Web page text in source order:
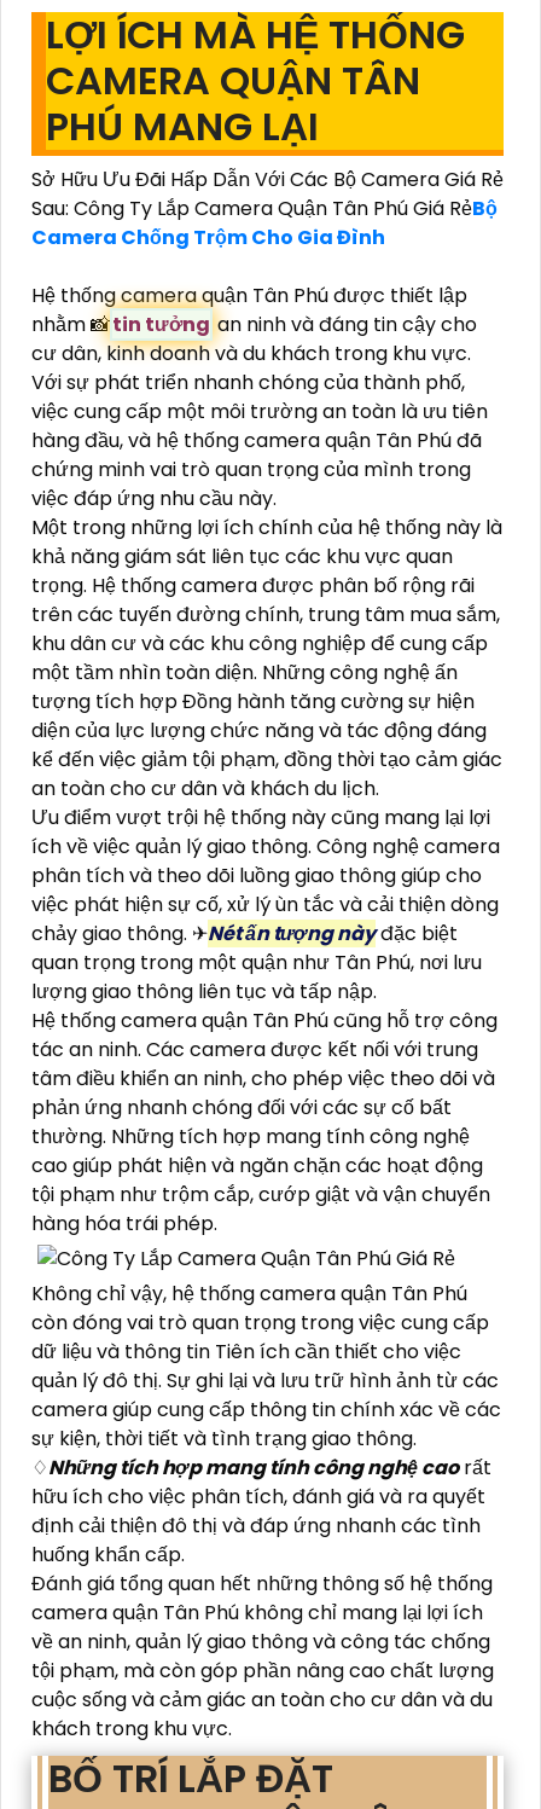
LỢI ÍCH MÀ HỆ THỐNG
CAMERA QUẬN TÂN
PHÚ MANG LẠI
Sở Hữu Ưu Đãi Hấp Dẫn Với Các Bộ Camera Giá Rẻ
Sau: Công Ty Lắp Camera Quận Tân Phú Giá RẻBộ
Camera Chống Trộm Cho Gia Đình
Hệ thống camera quận Tân Phú được thiết lập
nhằm 📸tin tưởng an ninh và đáng tin cậy cho
cư dân, kinh doanh và du khách trong khu vực.
Với sự phát triển nhanh chóng của thành phố,
việc cung cấp một môi trường an toàn là ưu tiên
hàng đầu, và hệ thống camera quận Tân Phú đã
chứng minh vai trò quan trọng của mình trong
việc đáp ứng nhu cầu này.
Một trong những lợi ích chính của hệ thống này là
khả năng giám sát liên tục các khu vực quan
trọng. Hệ thống camera được phân bố rộng rãi
trên các tuyến đường chính, trung tâm mua sắm,
khu dân cư và các khu công nghiệp để cung cấp
một tầm nhìn toàn diện. Những công nghệ ấn
tượng tích hợp Đồng hành tăng cường sự hiện
diện của lực lượng chức năng và tác động đáng
kể đến việc giảm tội phạm, đồng thời tạo cảm giác
an toàn cho cư dân và khách du lịch.
Ưu điểm vượt trội hệ thống này cũng mang lại lợi
ích về việc quản lý giao thông. Công nghệ camera
phân tích và theo dõi luồng giao thông giúp cho
việc phát hiện sự cố, xử lý ùn tắc và cải thiện dòng
chảy giao thông. ✈Nét ấn tượng nàyđặc biệt
quan trọng trong một quận như Tân Phú, nơi lưu
lượng giao thông liên tục và tấp nập.
Hệ thống camera quận Tân Phú cũng hỗ trợ công
tác an ninh. Các camera được kết nối với trung
tâm điều khiển an ninh, cho phép việc theo dõi và
phản ứng nhanh chóng đối với các sự cố bất
thường. Những tích hợp mang tính công nghệ
cao giúp phát hiện và ngăn chặn các hoạt động
tội phạm như trộm cắp, cướp giật và vận chuyển
hàng hóa trái phép.
Không chỉ vậy, hệ thống camera quận Tân Phú
còn đóng vai trò quan trọng trong việc cung cấp
dữ liệu và thông tin Tiên ích cần thiết cho việc
quản lý đô thị. Sự ghi lại và lưu trữ hình ảnh từ các
camera giúp cung cấp thông tin chính xác về các
sự kiện, thời tiết và tình trạng giao thông.
♢Những tích hợp mang tính công nghệ caorất
hữu ích cho việc phân tích, đánh giá và ra quyết
định cải thiện đô thị và đáp ứng nhanh các tình
huống khẩn cấp.
Đánh giá tổng quan hết những thông số hệ thống
camera quận Tân Phú không chỉ mang lại lợi ích
về an ninh, quản lý giao thông và công tác chống
tội phạm, mà còn góp phần nâng cao chất lượng
cuộc sống và cảm giác an toàn cho cư dân và du
khách trong khu vực.
BỐ TRÍ LẮP ĐẶT